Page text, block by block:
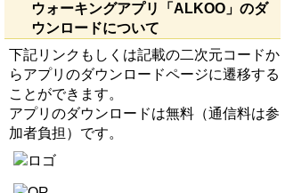
ウォーキングアプリ「ALKOO」のダ
ウンロードについて
下記リンクもしくは記載の二次元コードか
らアプリのダウンロードページに遷移する
ことができます。
アプリのダウンロードは無料（通信料は参
加者負担）です。